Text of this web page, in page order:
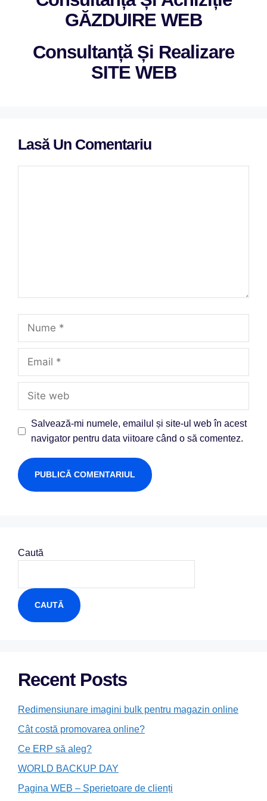
GĂZDUIRE WEB
Consultanță Și Realizare
SITE WEB
Lasă Un Comentariu
Salvează-mi numele, emailul și site-ul web în acest
navigator pentru data viitoare când o să comentez.
Caută
CAUTĂ
Recent Posts
Redimensiunare imagini bulk pentru magazin online
Cât costă promovarea online?
Ce ERP să aleg?
WORLD BACKUP DAY
Pagina WEB – Sperietoare de clienți